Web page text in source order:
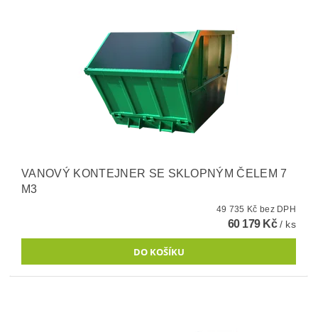
VANOVÝ KONTEJNER SE SKLOPNÝM ČELEM 7
M3
49 735 Kč bez DPH
60 179 Kč/ ks